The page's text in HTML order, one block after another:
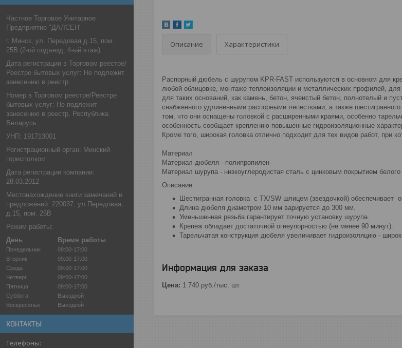
Частное Торговое Унитарное
Предприятие "ДАЛСЕН"
г. Минск, ул. Передовая д.15, пом.
25В (2-ой подъезд, 4-ый этаж)
Дата регистрации в Торговом реестре/
Реестре бытовых услуг: Не подлежит
занесению в реестр
Номер в Торговом реестре/Реестре
бытовых услуг: Не подлежит
занесению в реестр, Республика
Беларусь
УНП: 191713001
Регистрационный орган: Минский
горисполком
Дата регистрации компании:
28.03.2012
Местонахождение книги замечаний и
предложений: 220037, ул.Передовая,
д.15, пом. 25В
Режим работы:
День
Время работы
Понедельник
09:00-17:00
Вторник
09:00-17:00
Среда
09:00-17:00
Четверг
09:00-17:00
Пятница
09:00-17:00
Суббота
Выходной
Воскресенье
Выходной
КОНТАКТЫ
Описание Характеристики
Распорный дюбель с шурупом KPR-FAST используются в основном для
любой облицовке, монтаже теплоизоляции и металлических профилей,
для таких оснований, как камень, бетон, ячеистый бетон, полнотелый и
снабженного удлиненными распорными лепестками, а также
том, что они оснащены головкой с расширенными краями, особенно
особенность сообщает креплению повышенные гидроизоляционные
Кроме того, широкая головка отлично подходит для тех видов работ,
Материал
Материал дюбеля - полипропилен
Материал шурупа - низкоуглеродистая сталь с цинковым покрытием
Описание
Шестигранная головка с TX/SW шлицем (звездочкой) обеспечивает
Длина дюбеля диаметром 10 мм варируется до 300 мм.
Уменьшенная резьба гарантирует точную установку шурупа.
Крепеж обладает достаточной огнеупорностью (не менее 90 минут).
Тарельчатая конструкция дюбеля увеличивает гидроизоляцию -
Информация для заказа
Цена: 1 740 руб./тыс. шт.